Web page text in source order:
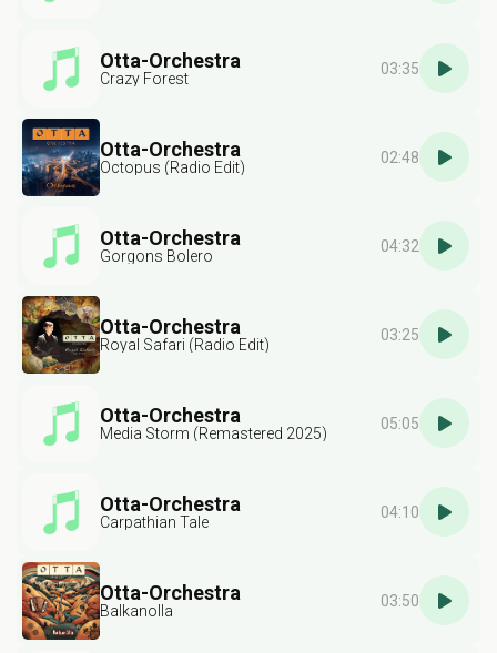
Otta-Orchestra
Crazy Forest
03:35
Otta-Orchestra
Octopus (Radio Edit)
02:48
Otta-Orchestra
Gorgons Bolero
04:32
Otta-Orchestra
Royal Safari (Radio Edit)
03:25
Otta-Orchestra
Media Storm (Remastered 2025)
05:05
Otta-Orchestra
Carpathian Tale
04:10
Otta-Orchestra
Balkanolla
03:50